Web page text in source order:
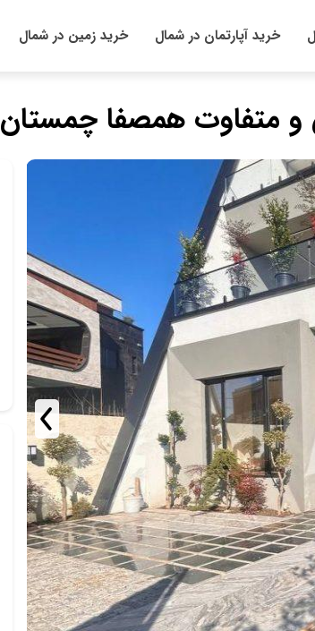
خرید آپارتمان در شمال خرید زمین در شمال
و متفاوت همصفا چمستان